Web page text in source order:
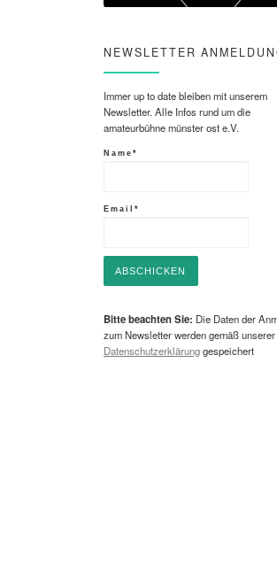
NEWSLETTER
Immer up to date bleiben mit unserem
Newsletter. Alle Infos rund um die
amateurbühne münster ost e.V.
Name*
Email*
Bitte beachten Sie: Die Daten der
zum Newsletter werden gemäß unserer
Datenschutzerklärunggespeichert